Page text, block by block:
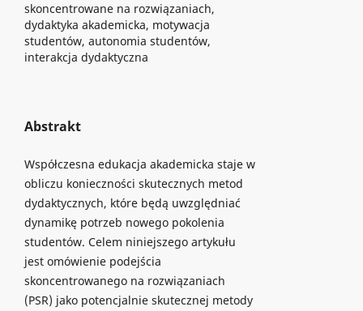
skoncentrowane na rozwiązaniach,
dydaktyka akademicka, motywacja
studentów, autonomia studentów,
interakcja dydaktyczna
Abstrakt
Współczesna edukacja akademicka staje w
obliczu konieczności skutecznych metod
dydaktycznych, które będą uwzględniać
dynamikę potrzeb nowego pokolenia
studentów. Celem niniejszego artykułu
jest omówienie podejścia
skoncentrowanego na rozwiązaniach
(PSR) jako potencjalnie skutecznej metody